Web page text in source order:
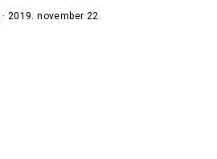
2019. november 22.